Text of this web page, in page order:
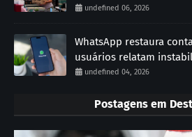
undefined 06, 2026
WhatsApp restaura
usuários relatam
undefined 04, 2026
Postagens em